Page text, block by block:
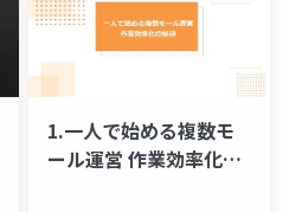
1.一人で始める複数モ
ール運営 作業効率化の